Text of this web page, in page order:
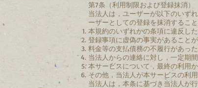
第7条（利用制限および登録抹消）
当法人は，ユーザーが以下のいず
ーザーとしての登録を抹消するこ
本規約のいずれかの条項に違反し
登録事項に虚偽の事実があること
料金等の支払債務の不履行があっ
当法人からの連絡に対し，一定期
本サービスについて，最終の利用
その他，当法人が本サービスの利
当法人は，本条に基づき当法人が